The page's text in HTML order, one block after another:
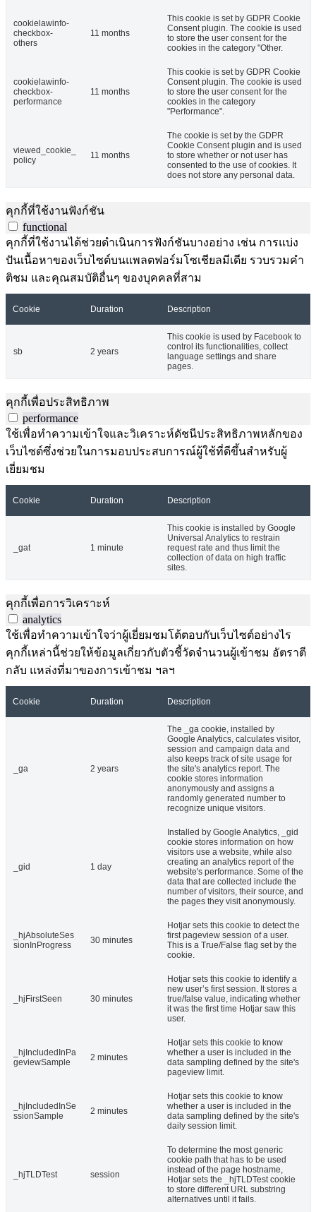
cookielawinfo-
checkbox-
others
11 months
This cookie is set by GDPR Cookie
Consent plugin. The cookie is used
to store the user consent for the
cookies in the category "Other.
cookielawinfo-
checkbox-
performance
11 months
This cookie is set by GDPR Cookie
Consent plugin. The cookie is used
to store the user consent for the
cookies in the category
"Performance".
viewed_cookie_
policy
11 months
The cookie is set by the GDPR
Cookie Consent plugin and is used
to store whether or not user has
consented to the use of cookies. It
does not store any personal data.
คุกกี้ที่ใช้งานฟังก์ชัน
functional
คุกกี้ที่ใช้งานได้ช่วยดำเนินการฟังก์ชันบางอย่าง เช่น การแบ่ง
ปันเนื้อหาของเว็บไซต์บนแพลตฟอร์มโซเชียลมีเดีย รวบรวมคำ
ติชม และคุณสมบัติอื่นๆ ของบุคคลที่สาม
Cookie Duration Description
sb 2 years
This cookie is used by Facebook to
control its functionalities, collect
language settings and share
pages.
คุกกี้เพื่อประสิทธิภาพ
performance
ใช้เพื่อทำความเข้าใจและวิเคราะห์ดัชนีประสิทธิภาพหลักของ
เว็บไซต์ซึ่งช่วยในการมอบประสบการณ์ผู้ใช้ที่ดีขึ้นสำหรับผู้
เยี่ยมชม
Cookie Duration Description
_gat 1 minute
This cookie is installed by Google
Universal Analytics to restrain
request rate and thus limit the
collection of data on high traffic
sites.
คุกกี้เพื่อการวิเคราะห์
analytics
ใช้เพื่อทำความเข้าใจว่าผู้เยี่ยมชมโต้ตอบกับเว็บไซต์อย่างไร
คุกกี้เหล่านี้ช่วยให้ข้อมูลเกี่ยวกับตัวชี้วัดจำนวนผู้เข้าชม อัตราตี
กลับ แหล่งที่มาของการเข้าชม ฯลฯ
Cookie Duration Description
_ga 2 years
The _ga cookie, installed by
Google Analytics, calculates visitor,
session and campaign data and
also keeps track of site usage for
the site's analytics report. The
cookie stores information
anonymously and assigns a
randomly generated number to
recognize unique visitors.
_gid 1 day
Installed by Google Analytics, _gid
cookie stores information on how
visitors use a website, while also
creating an analytics report of the
website's performance. Some of the
data that are collected include the
number of visitors, their source, and
the pages they visit anonymously.
_hjAbsoluteSes
sionInProgress
30 minutes
Hotjar sets this cookie to detect the
first pageview session of a user.
This is a True/False flag set by the
cookie.
_hjFirstSeen 30 minutes
Hotjar sets this cookie to identify a
new user’s first session. It stores a
true/false value, indicating whether
it was the first time Hotjar saw this
user.
_hjIncludedInPa
geviewSample
2 minutes
Hotjar sets this cookie to know
whether a user is included in the
data sampling defined by the site's
pageview limit.
_hjIncludedInSe
ssionSample
2 minutes
Hotjar sets this cookie to know
whether a user is included in the
data sampling defined by the site's
daily session limit.
_hjTLDTest session
To determine the most generic
cookie path that has to be used
instead of the page hostname,
Hotjar sets the _hjTLDTest cookie
to store different URL substring
alternatives until it fails.